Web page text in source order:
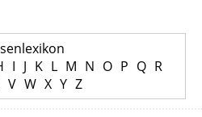
I J K L M N O P Q R
V W X Y Z